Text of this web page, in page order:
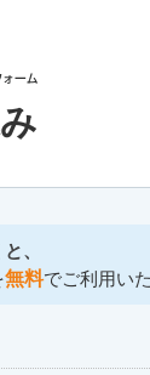
、
無料でご利用い